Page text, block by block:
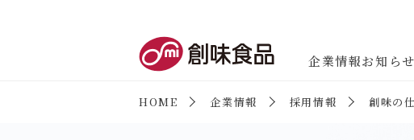
企業情報お知らせ
HOME 企業情報 採用情報 創味の